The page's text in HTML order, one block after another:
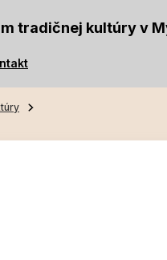
tradičnej kultúry v